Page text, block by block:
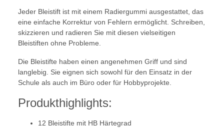
Jeder Bleistift ist mit einem Radiergummi ausgestattet, das
eine einfache Korrektur von Fehlern ermöglicht. Schreiben,
skizzieren und radieren Sie mit diesen vielseitigen
Bleistiften ohne Probleme.
Die Bleistifte haben einen angenehmen Griff und sind
langlebig. Sie eignen sich sowohl für den Einsatz in der
Schule als auch im Büro oder für Hobbyprojekte.
Produkthighlights:
12 Bleistifte mit HB Härtegrad